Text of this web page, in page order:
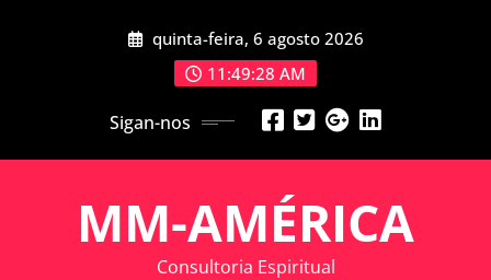
quinta-feira, 6 agosto 2026
11:49:28 AM
Sigan-nos
MM-AMÉRICA
Consultoria Espiritual